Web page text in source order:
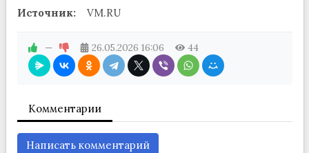
Источник:
VM.RU
— 26.05.2026 16:06 44
Комментарии
Написать комментарий